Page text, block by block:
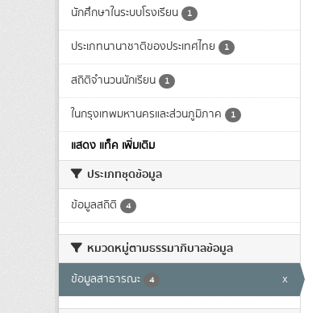
นักศึกษาในระบบโรงเรียน 1
ประเภทนานาชาติของประเทศไทย 1
สถิติจำนวนนักเรียน 1
ในกรุงเทพมหานครและส่วนภูมิภาค 1
แสดง แท็ค เพิ่มเติม
ประเภทชุดข้อมูล
ข้อมูลสถิติ 4
หมวดหมู่ตามธรรมาภิบาลข้อมูล
ข้อมูลสาธารณะ 4 x